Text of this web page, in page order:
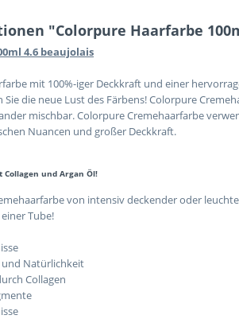
"Colorpure Haarfarbe
4.6 beaujolais
mit 100%-iger Deckkraft und einer
Sie die neue Lust des Färbens! Colorpure
mischbar. Colorpure Cremehaarfarbe
Nuancen und großer Deckkraft.
und Argan Öl!
von intensiv deckender oder
Tube!
Natürlichkeit
Collagen